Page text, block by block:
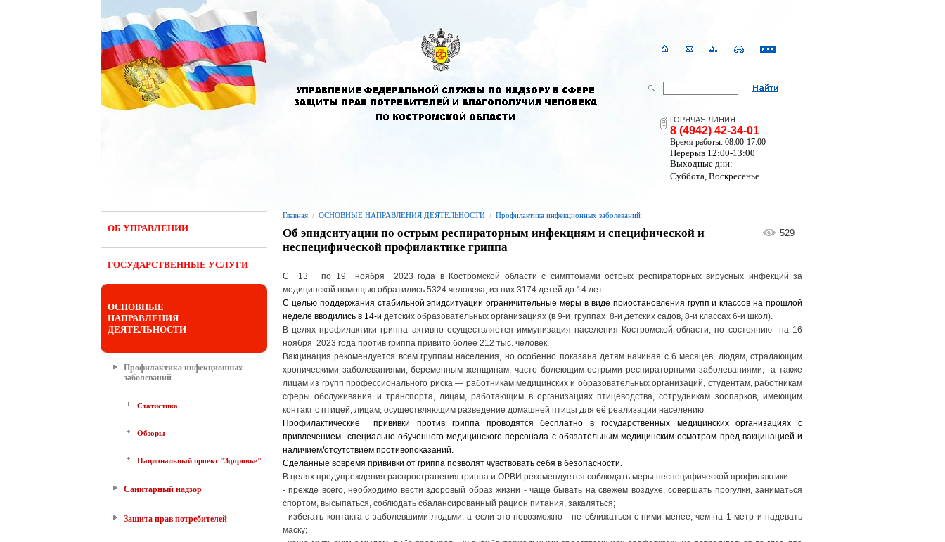
ГОРЯЧАЯ ЛИНИЯ
8 (4942) 42-34-01
Время работы: 08:00-17:00
Перерыв 12:00-13:00
Выходные дни:
Суббота, Воскресенье.
ОБ УПРАВЛЕНИИ
ГОСУДАРСТВЕННЫЕ УСЛУГИ
ОСНОВНЫЕ
НАПРАВЛЕНИЯ
ДЕЯТЕЛЬНОСТИ
Профилактика инфекционных
заболеваний
Статистика
Обзоры
Национальный проект "Здоровье"
Санитарный надзор
Защита прав потребителей
Главная / ОСНОВНЫЕ НАПРАВЛЕНИЯ ДЕЯТЕЛЬНОСТИ / Профилактика инфекционных заболеваний
Об эпидситуации по острым респираторным инфекциям и специфической и
неспецифической профилактике гриппа
529
С 13 по 19 ноября 2023 года в Костромской области с симптомами острых респираторных вирусных инфекций за
медицинской помощью обратились 5324 человека, из них 3174 детей до 14 лет.
С целью поддержания стабильной эпидситуации ограничительные меры в виде приостановления групп и классов на прошлой
неделе вводились в 14-и детских образовательных организациях (в 9-и группах 8-и детских садов, 8-и классах 6-и школ).
В целях профилактики гриппа активно осуществляется иммунизация населения Костромской области, по состоянию на 16
ноября 2023 года против гриппа привито более 212 тыс. человек.
Вакцинация рекомендуется всем группам населения, но особенно показана детям начиная с 6 месяцев, людям, страдающим
хроническими заболеваниями, беременным женщинам, часто болеющим острыми респираторными заболеваниями, а также
лицам из групп профессионального риска — работникам медицинских и образовательных организаций, студентам, работникам
сферы обслуживания и транспорта, лицам, работающим в организациях птицеводства, сотрудникам зоопарков, имеющим
контакт с птицей, лицам, осуществляющим разведение домашней птицы для её реализации населению.
Профилактические прививки против гриппа проводятся бесплатно в государственных медицинских организациях с
привлечением специально обученного медицинского персонала с обязательным медицинским осмотром пред вакцинацией и
наличием/отсутствием противопоказаний.
Сделанные вовремя прививки от гриппа позволят чувствовать себя в безопасности.
В целях предупреждения распространения гриппа и ОРВИ рекомендуется соблюдать меры неспецифической профилактики:
- прежде всего, необходимо вести здоровый образ жизни - чаще бывать на свежем воздухе, совершать прогулки, заниматься
спортом, высыпаться, соблюдать сбалансированный рацион питания, закаляться;
- избегать контакта с заболевшими людьми, а если это невозможно - не сближаться с ними менее, чем на 1 метр и надевать
маску;